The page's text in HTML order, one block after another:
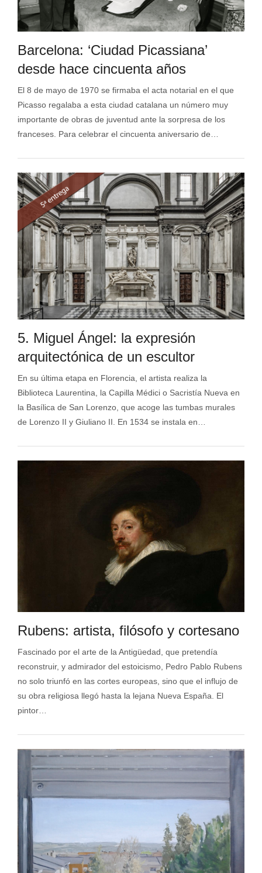
Barcelona: ‘Ciudad Picassiana’
desde hace cincuenta años
El 8 de mayo de 1970 se firmaba el acta notarial en el que
Picasso regalaba a esta ciudad catalana un número muy
importante de obras de juventud ante la sorpresa de los
franceses. Para celebrar el cincuenta aniversario de…
5. Miguel Ángel: la expresión
arquitectónica de un escultor
En su última etapa en Florencia, el artista realiza la
Biblioteca Laurentina, la Capilla Médici o Sacristía Nueva en
la Basílica de San Lorenzo, que acoge las tumbas murales
de Lorenzo II y Giuliano II. En 1534 se instala en…
Rubens: artista, filósofo y cortesano
Fascinado por el arte de la Antigüedad, que pretendía
reconstruir, y admirador del estoicismo, Pedro Pablo Rubens
no solo triunfó en las cortes europeas, sino que el influjo de
su obra religiosa llegó hasta la lejana Nueva España. El
pintor…